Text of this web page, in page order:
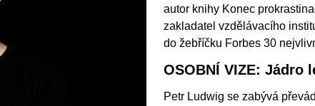
autor knihy Konec
zakladatel vzdělávacího
do žebříčku Forbes 30
OSOBNÍ VIZE: Jádro
Petr Ludwig se zabývá